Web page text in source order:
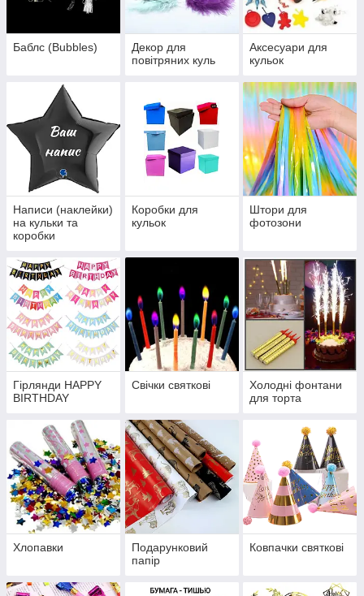
Баблс (Bubbles)
Декор для
повітряних куль
Аксесуари для
кульок
Написи (наклейки)
на кульки та
коробки
Коробки для
кульок
Штори для
фотозони
Гірлянди HAPPY
BIRTHDAY
Свічки святкові
Холодні фонтани
для торта
Хлопавки
Подарунковий
папір
Ковпачки святкові